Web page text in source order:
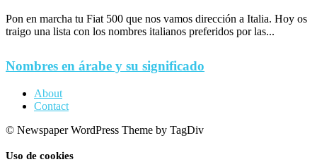
Pon en marcha tu Fiat 500 que nos vamos dirección a Italia. Hoy os
traigo una lista con los nombres italianos preferidos por las...
Nombres en árabe y su significado
About
Contact
© Newspaper WordPress Theme by TagDiv
Uso de cookies